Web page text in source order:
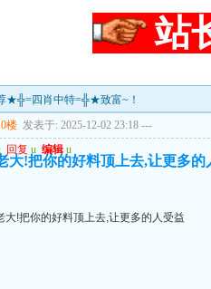
站
★╬=四肖中特=╬★致富~！
楼 发表于: 2025-12-02 23:18 ---
回复 u 编辑 u
大!把你的好料顶上去,让更多的
大!把你的好料顶上去,让更多的人受益